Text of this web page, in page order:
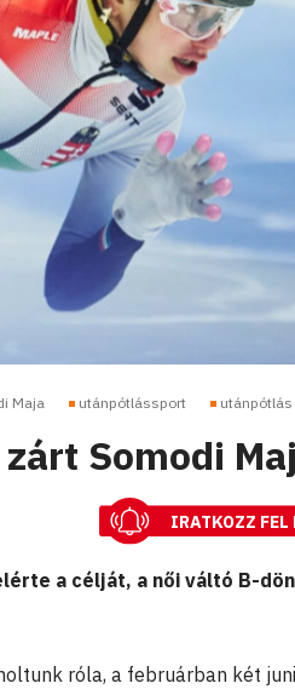
Maja utánpótlássport utánpótlás
Somodi
IRATKOZZ FEL
a célját, a női váltó B-
róla, a februárban két